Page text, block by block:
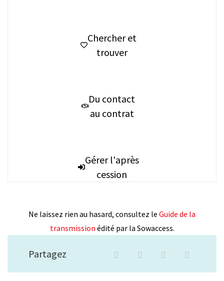
Chercher et
trouver
Du contact
au contrat
Gérer l'après
cession
Ne laissez rien au hasard, consultez le Guide de la
transmission édité par la Sowaccess.
Partagez